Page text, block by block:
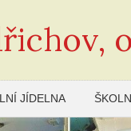
JÍDELNA